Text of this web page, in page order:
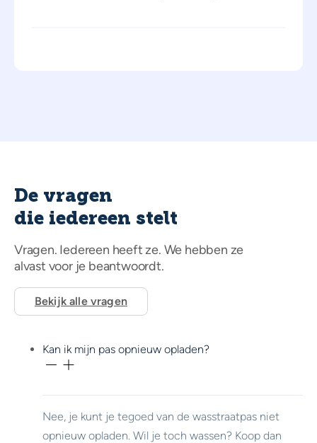
De vragen
die iedereen stelt
Vragen. Iedereen heeft ze. We hebben ze
alvast voor je beantwoordt.
Bekijk alle vragen
Kan ik mijn pas opnieuw opladen?
Nee, je kunt je tegoed van de wasstraatpas niet
opnieuw opladen. Wil je toch wassen? Koop dan